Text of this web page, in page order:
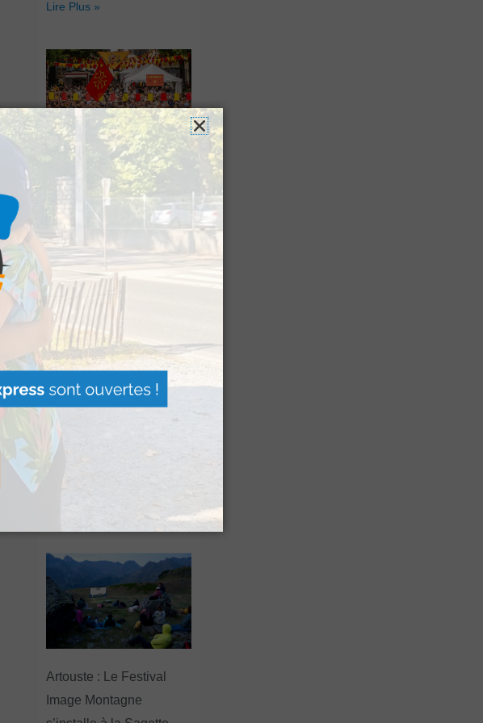
Lire Plus »
Hestiv’Òc : Les férias
Béarnaises font leur
grand retour à Pau
Lire Plus »
offert par Version
Voyages pour les grands
Artouste : Le Festival
Image Montagne